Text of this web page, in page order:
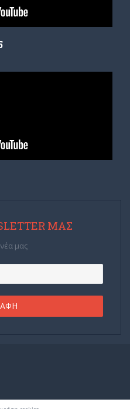
ΜΑΣ
μας